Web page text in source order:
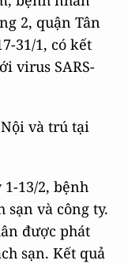
2, quận Tân
31/1, có kết
virus SARS-
và trú tại
13/2, bệnh
và công ty.
được phát
sạn. Kết quả